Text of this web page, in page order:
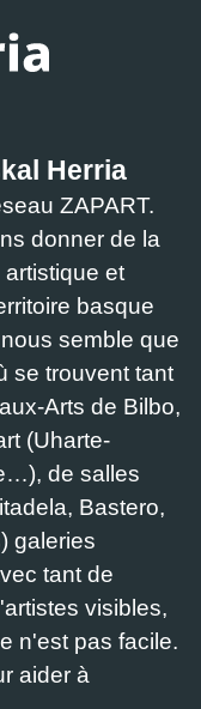
Herria
ZAPART.
donner de la
et
basque
semble que
se trouvent tant
Arts de Bilbo,
(Uharte-
de salles
Bastero,
galeries
tant de
visibles,
n'est pas facile.
aider à